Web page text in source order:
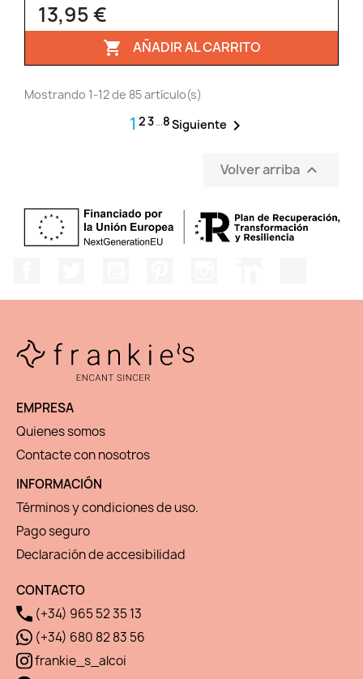
13,95 €
 AÑADIR AL CARRITO
Mostrando 1-12 de 85 artículo(s)
1 23…8Siguiente 
Volver arriba 
EMPRESA
Quienes somos
Contacte con nosotros
INFORMACIÓN
Términos y condiciones de uso.
Pago seguro
Declaración de accesibilidad
CONTACTO
(+34) 965 52 35 13
(+34) 680 82 83 56
frankie_s_alcoi